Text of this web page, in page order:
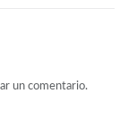
un comentario.